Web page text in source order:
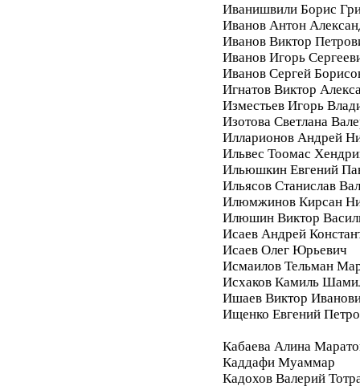
Иванишвили Борис
Иванов Антон
Иванов Виктор
Иванов Игорь
Иванов Сергей
Игнатов Виктор
Изместьев Игорь
Изотова Светлана
Илларионов Андрей
Ильвес Тоомас
Ильюшкин Евгений
Ильясов Станислав
Илюмжинов Кирсан
Илюшин Виктор
Исаев Андрей
Исаев Олег Юрьевич
Исмаилов Тельман
Исхаков Камиль
Ишаев Виктор
Ищенко Евгений
Кабаева Алина
Каддафи Муаммар
Кадохов Валерий